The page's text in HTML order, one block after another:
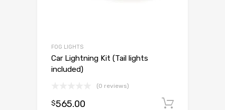
FOG LIGHTS
Car Lightning Kit (Tail lights
included)
(0 reviews)
$565.00